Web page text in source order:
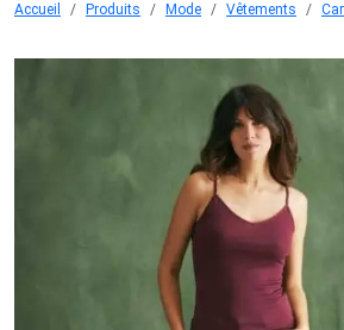
Accueil Produits Mode Vêtements